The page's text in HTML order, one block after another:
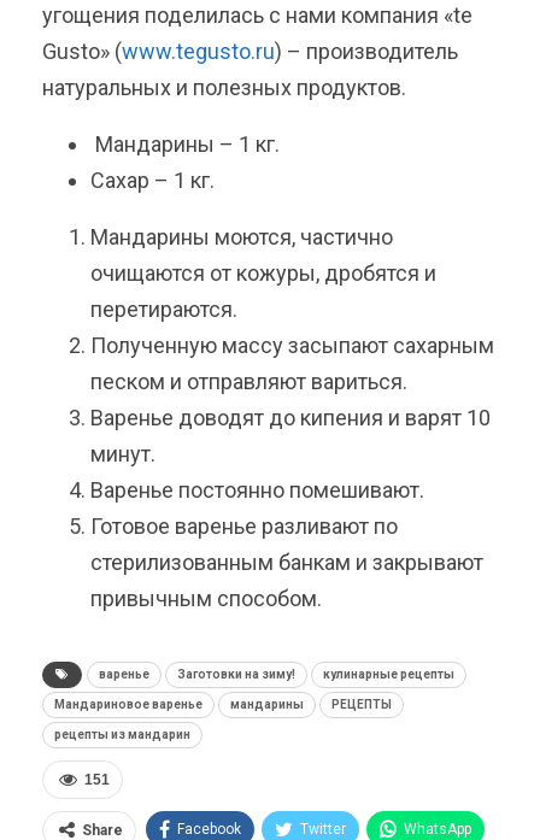
угощения поделилась с нами компания «te
Gusto» (www.tegusto.ru) – производитель
натуральных и полезных продуктов.
Мандарины – 1 кг.
Сахар – 1 кг.
Мандарины моются, частично
очищаются от кожуры, дробятся и
перетираются.
Полученную массу засыпают сахарным
песком и отправляют вариться.
Варенье доводят до кипения и варят 10
минут.
Варенье постоянно помешивают.
Готовое варенье разливают по
стерилизованным банкам и закрывают
привычным способом.
варенье Заготовки на зиму! кулинарные рецепты
Мандариновое варенье мандарины РЕЦЕПТЫ
рецепты из мандарин
151
Share Facebook Twitter WhatsApp